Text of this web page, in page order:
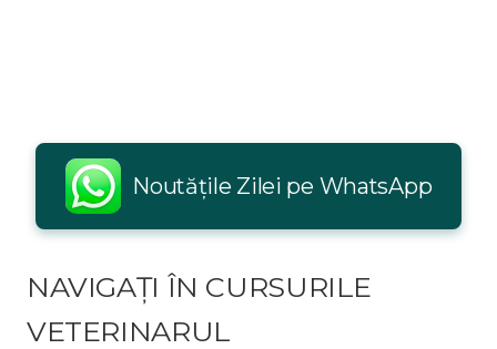
Noutățile Zilei pe WhatsApp
NAVIGAȚI ÎN CURSURILE
VETERINARUL